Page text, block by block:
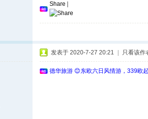
Share
发表于 2020-7-27 20:21 只看该作
德华旅游 😊东欧六日风情游，339欧